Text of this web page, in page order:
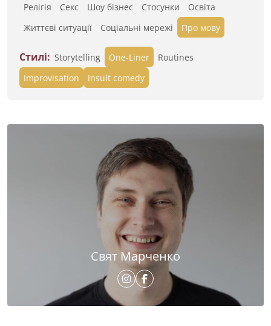
Релігія
Секс Шоу бізнес Стосунки
Освіта
Життєві ситуації
Cоціальні мережі Про мову
Стилі: Storytelling One-Liner
Routines
Improvisation
Insult comedy
Свят Марченко